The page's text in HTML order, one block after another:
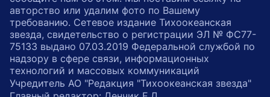
авторство или удалим фото по Вашему
требованию. Сетевое издание Тихоокеанская
звезда, свидетельство о регистрации ЭЛ № ФС77-
75133 выдано 07.03.2019 Федеральной службой по
надзору в сфере связи, информационных
технологий и массовых коммуникаций
Учредитель АО "Редакция "Тихоокеанская звезда"